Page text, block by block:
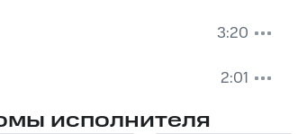
3:20
2:01
исполнителя